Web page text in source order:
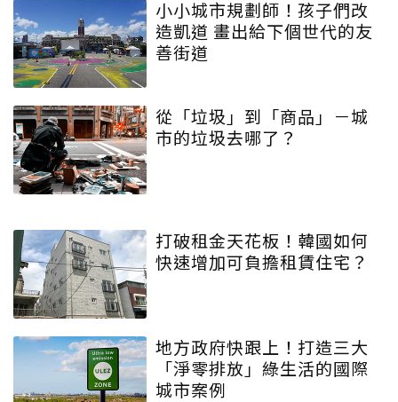
小小城市規劃師！孩子們改
造凱道 畫出給下個世代的友
善街道
從「垃圾」到「商品」－城
市的垃圾去哪了？
打破租金天花板！韓國如何
快速增加可負擔租賃住宅？
地方政府快跟上！打造三大
「淨零排放」綠生活的國際
城市案例